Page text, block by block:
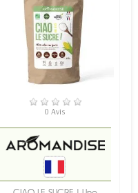
RUPTURE DE STOCK
0 Avis